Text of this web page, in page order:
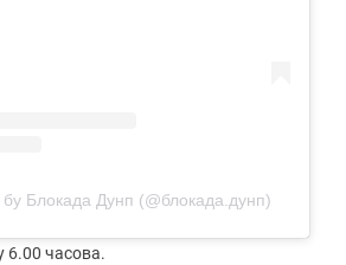
Блокада Дунп (@блокада.дунп)
6.00 часова.